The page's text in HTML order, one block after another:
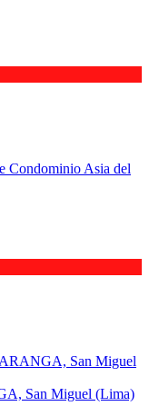
San Miguel (Lima)